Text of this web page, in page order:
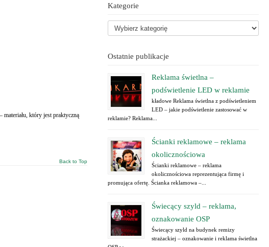
materiału, który jest praktyczną
Back to Top
Kategorie
Ostatnie publikacje
Reklama świetlna –
podświetlenie LED w reklamie
kładowe Reklama świetlna z podświetleniem
LED – jakie podświetlenie zastosować w
reklamie? Reklama...
Ścianki reklamowe – reklama
okolicznościowa
Ścianki reklamowe – reklama
okolicznościowa reprezentująca firmę i
promująca ofertę. Ścianka reklamowa –...
Świecący szyld – reklama,
oznakowanie OSP
Świecący szyld na budynek remizy
strażackiej – oznakowanie i reklama świetlna